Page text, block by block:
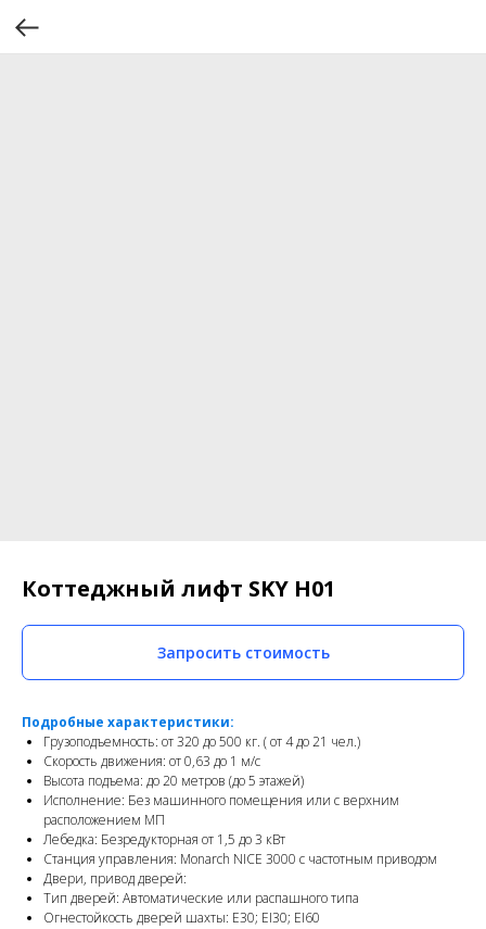
Коттеджный лифт SKY H01
Запросить стоимость
Подробные характеристики:
Грузоподъемность: от 320 до 500 кг. ( от 4 до 21 чел.)
Скорость движения: от 0,63 до 1 м/с
Высота подъема: до 20 метров (до 5 этажей)
Исполнение: Без машинного помещения или с верхним
расположением МП
Лебедка: Безредукторная от 1,5 до 3 кВт
Станция управления: Monarch NICE 3000 c частотным приводом
Двери, привод дверей:
Тип дверей: Автоматические или распашного типа
Огнестойкость дверей шахты: E30; EI30; EI60